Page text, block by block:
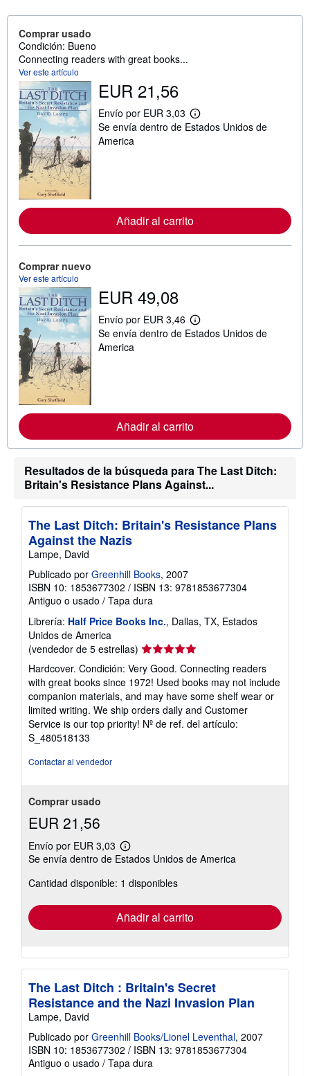
Comprar usado
Condición: Bueno
Connecting readers with great books...
Ver este artículo
EUR 21,56
Envío por EUR 3,03
M
á
a
i
l
a
s
e
n
o
Se envía dentro de Estados Unidos de
America
Añadir al carrito
Comprar nuevo
Ver este artículo
EUR 49,08
Envío por EUR 3,46
M
á
i
ó
s
b
l
a
i
f
d
e
n
v
o
Se envía dentro de Estados Unidos de
America
Añadir al carrito
Resultados de la búsqueda para The Last Ditch:
Britain's Resistance Plans Against...
The Last Ditch: Britain's Resistance Plans
Against the Nazis
Lampe, David
Publicado por Greenhill Books, 2007
ISBN 10: 1853677302 / ISBN 13: 9781853677304
Antiguo o usado / Tapa dura
Librería: Half Price Books Inc., Dallas, TX, Estados
Unidos de America
(vendedor de 5 estrellas) Calificación
del
vendedor:
5
de
5
estrellas
Hardcover. Condición: Very Good. Connecting readers
with great books since 1972! Used books may not include
companion materials, and may have some shelf wear or
limited writing. We ship orders daily and Customer
Service is our top priority! Nº de ref. del artículo:
S_480518133
Contactar al vendedor
Comprar usado
EUR 21,56
Envío por EUR 3,03
Más
información
las
tarifas
envío
Se envía dentro de Estados Unidos de America
Cantidad disponible: 1 disponibles
Añadir al carrito
The Last Ditch : Britain's Secret
Resistance and the Nazi Invasion Plan
Lampe, David
Publicado por Greenhill Books/Lionel Leventhal, 2007
ISBN 10: 1853677302 / ISBN 13: 9781853677304
Antiguo o usado / Tapa dura